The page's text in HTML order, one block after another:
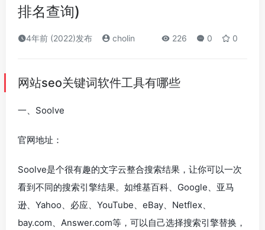
排名查询)
4年前 (2022)发布 cholin 226 0 0
网站seo关键词软件工具有哪些
一、Soolve
官网地址：
Soolve是个很有趣的文字云整合搜索结果，让你可以一次
看到不同的搜索引擎结果。如维基百科、Google、亚马
逊、Yahoo、必应、YouTube、eBay、Netflex、
bay.com、Answer.com等，可以自己选择搜索引擎替换，